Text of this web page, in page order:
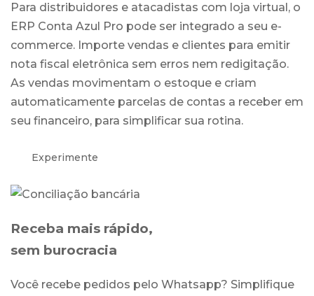
Para distribuidores e atacadistas com loja virtual, o
ERP Conta Azul Pro pode ser integrado a seu e-
commerce. Importe vendas e clientes para emitir
nota fiscal eletrônica sem erros nem redigitação.
As vendas movimentam o estoque e criam
automaticamente parcelas de contas a receber em
seu financeiro, para simplificar sua rotina.
Experimente
Receba mais rápido,
sem burocracia
Você recebe pedidos pelo Whatsapp? Simplifique